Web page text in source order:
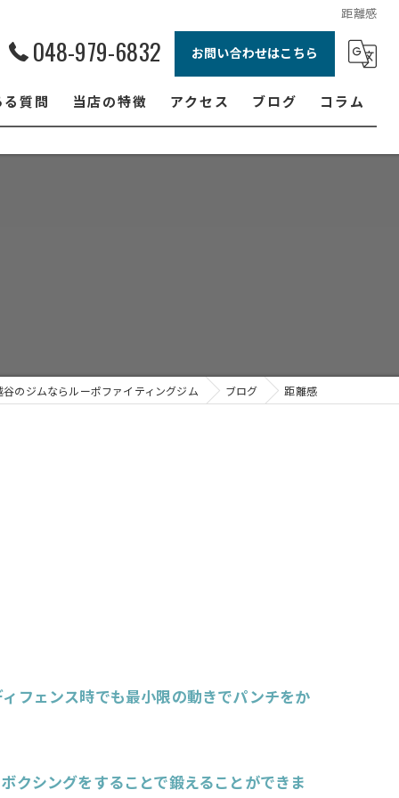
距離感
048-979-6832 お問い合わせはこちら
質問 当店の特徴
ボクシング
アクセス ブログ コラム
谷のジムならルーポファイティングジム ブログ 距離感
フェンス時でも最小限の動きでパンチをか
クシングをすることで鍛えることができま